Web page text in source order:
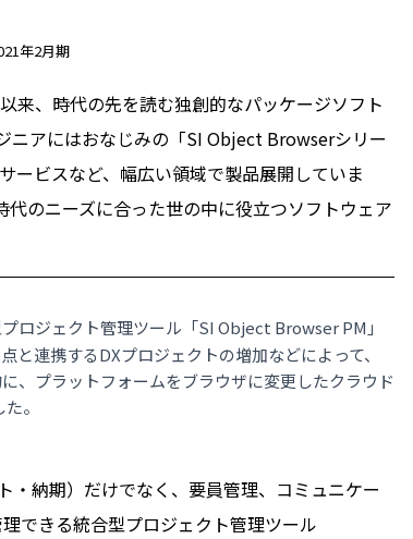
年2月期
来、時代の先を読む独創的なパッケージソフト
ニアにはおなじみの「SI Object Browserシリー
ービスなど、幅広い領域で製品展開していま
のニーズに合った世の中に役立つソフトウェア
ロジェクト管理ツール「SI Object Browser PM」
と連携するDXプロジェクトの増加などによって、
、プラットフォームをブラウザに変更したクラウド
。
・納期）だけでなく、要員管理、コミュニケー
できる統合型プロジェクト管理ツール